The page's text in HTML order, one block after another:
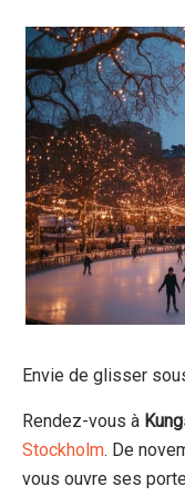
Envie de glisser
Rendez-vous à
Stockholm. De
vous ouvre ses